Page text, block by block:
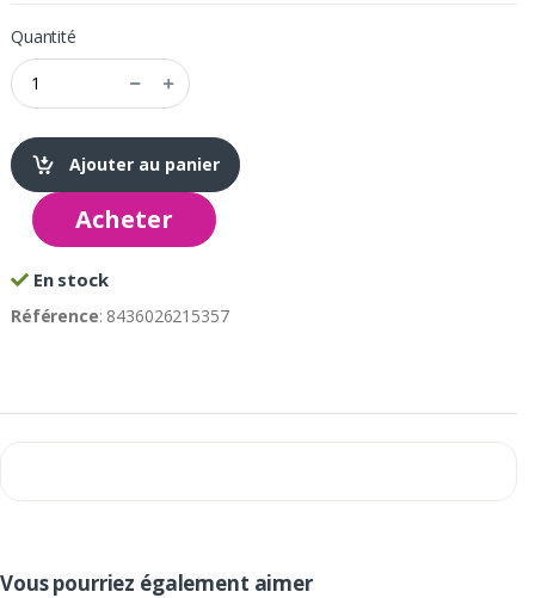
Quantité
Ajouter au panier
Acheter
En stock
Référence: 8436026215357
Vous pourriez également aimer